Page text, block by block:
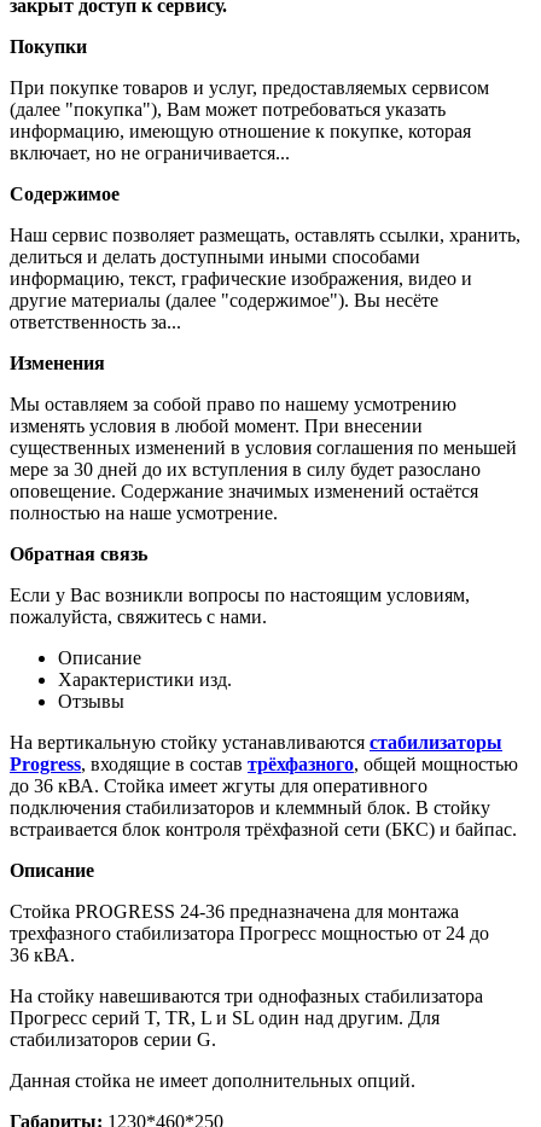
закрыт доступ к сервису.
Покупки
При покупке товаров и услуг, предоставляемых сервисом
(далее "покупка"), Вам может потребоваться указать
информацию, имеющую отношение к покупке, которая
включает, но не ограничивается...
Содержимое
Наш сервис позволяет размещать, оставлять ссылки, хранить,
делиться и делать доступными иными способами
информацию, текст, графические изображения, видео и
другие материалы (далее "содержимое"). Вы несёте
ответственность за...
Изменения
Мы оставляем за собой право по нашему усмотрению
изменять условия в любой момент. При внесении
существенных изменений в условия соглашения по меньшей
мере за 30 дней до их вступления в силу будет разослано
оповещение. Содержание значимых изменений остаётся
полностью на наше усмотрение.
Обратная связь
Если у Вас возникли вопросы по настоящим условиям,
пожалуйста, свяжитесь с нами.
Описание
Характеристики изд.
Отзывы
На вертикальную стойку устанавливаются стабилизаторы
Progress, входящие в состав трёхфазного, общей мощностью
до 36 кВА. Стойка имеет жгуты для оперативного
подключения стабилизаторов и клеммный блок. В стойку
встраивается блок контроля трёхфазной сети (БКС) и байпас.
Описание
Стойка PROGRESS 24-36 предназначена для монтажа
трехфазного стабилизатора Прогресс мощностью от 24 до
36 кВА.
На стойку навешиваются три однофазных стабилизатора
Прогресс серий T, TR, L и SL один над другим. Для
стабилизаторов серии G.
Данная стойка не имеет дополнительных опций.
Габариты: 1230*460*250